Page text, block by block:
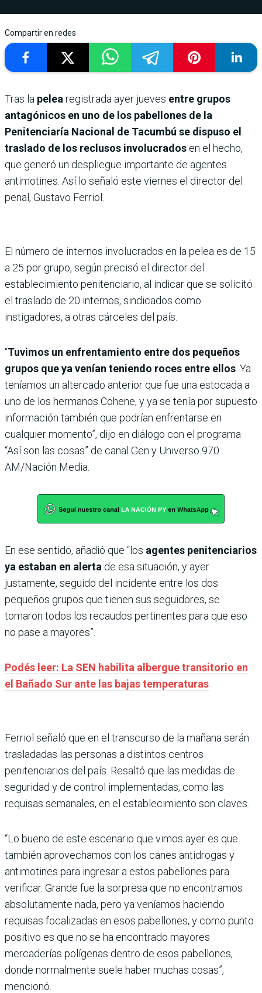
Compartir en redes
Tras la pelea registrada ayer jueves entre grupos
antagónicos en uno de los pabellones de la
Penitenciaría Nacional de Tacumbú se dispuso el
traslado de los reclusos involucrados en el hecho,
que generó un despliegue importante de agentes
antimotines. Así lo señaló este viernes el director del
penal, Gustavo Ferriol.
El número de internos involucrados en la pelea es de 15
a 25 por grupo, según precisó el director del
establecimiento penitenciario, al indicar que se solicitó
el traslado de 20 internos, sindicados como
instigadores, a otras cárceles del país.
“Tuvimos un enfrentamiento entre dos pequeños
grupos que ya venían teniendo roces entre ellos . Ya
teníamos un altercado anterior que fue una estocada a
uno de los hermanos Cohene, y ya se tenía por supuesto
información también que podrían enfrentarse en
cualquier momento”, dijo en diálogo con el programa
“Así son las cosas” de canal Gen y Universo 970
AM/Nación Media.
En ese sentido, añadió que “los agentes penitenciarios
ya estaban en alerta de esa situación, y ayer
justamente, seguido del incidente entre los dos
pequeños grupos que tienen sus seguidores, se
tomaron todos los recaudos pertinentes para que eso
no pase a mayores”.
Podés leer: La SEN habilita albergue transitorio en
el Bañado Sur ante las bajas temperaturas
Ferriol señaló que en el transcurso de la mañana serán
trasladadas las personas a distintos centros
penitenciarios del país. Resaltó que las medidas de
seguridad y de control implementadas, como las
requisas semanales, en el establecimiento son claves.
“Lo bueno de este escenario que vimos ayer es que
también aprovechamos con los canes antidrogas y
antimotines para ingresar a estos pabellones para
verificar. Grande fue la sorpresa que no encontramos
absolutamente nada, pero ya veníamos haciendo
requisas focalizadas en esos pabellones, y como punto
positivo es que no se ha encontrado mayores
mercaderías polígenas dentro de esos pabellones,
donde normalmente suele haber muchas cosas”,
mencionó.